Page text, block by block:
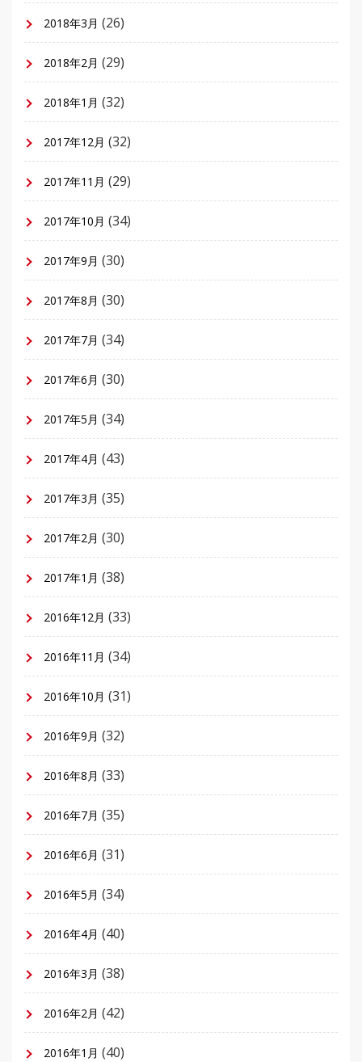
2018年3月 (26)
2018年2月 (29)
2018年1月 (32)
2017年12月 (32)
2017年11月 (29)
2017年10月 (34)
2017年9月 (30)
2017年8月 (30)
2017年7月 (34)
2017年6月 (30)
2017年5月 (34)
2017年4月 (43)
2017年3月 (35)
2017年2月 (30)
2017年1月 (38)
2016年12月 (33)
2016年11月 (34)
2016年10月 (31)
2016年9月 (32)
2016年8月 (33)
2016年7月 (35)
2016年6月 (31)
2016年5月 (34)
2016年4月 (40)
2016年3月 (38)
2016年2月 (42)
2016年1月 (40)